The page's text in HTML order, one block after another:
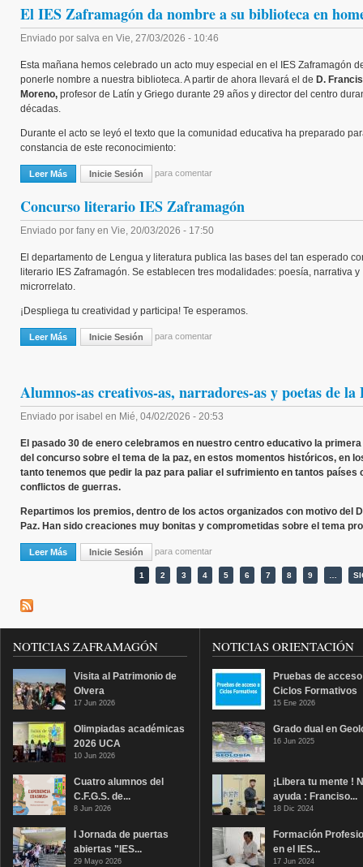
El IES Zaframagón da nombre a su biblioteca en
Enviado por salva en Vie, 27/03/2026 - 10:46
Esta mañana hemos celebrado un acto muy especial en el IES Zaframagón
ponerle nombre a nuestra biblioteca. A partir de ahora llevará el de D.
Moreno, profesor de Latín y Griego durante 29 años y director del centro
décadas.
Durante el acto se leyó el texto que la comunidad educativa ha preparado
constancia de este reconocimiento:
Leer Más Sobre El IES Zaframagón Da Nombre A Su Biblioteca En Homenaje
Inicie Sesión para comentar
Concurso literario IES Zaframagón
Enviado por fany en Vie, 20/03/2026 - 17:50
El departamento de Lengua y literatura publica las bases del tan esperado
literario IES Zaframagón. Se establecen tres modalidades: poesía, narrativa y
microrrelato.
¡Despliega tu creatividad y participa! Te esperamos.
Leer Más Sobre Concurso Literario IES Zaframagón
Inicie Sesión para comentar
Alumnos-as creativos-as, narradores-as y poetas de la
Enviado por isabel en Mié, 04/02/2026 - 20:53
El pasado 30 de enero celebramos en nuestro centro educativo la
del concurso sobre el tema de la paz, en estos momentos históricos, en
tanto tenemos que pedir la paz para paliar el sufrimiento en tantos países
conflictos de guerras.
Repartimos los premios, dentro de los actos organizados con motivo del
Paz. Han sido creaciones muy bonitas y comprometidas sobre el tema
Leer Más Sobre Alumnos-As Creativos-As, Narradores-As Y Poetas De La PAZ.
Inicie Sesión para comentar
1 2 3 4 5 6 7 8 9 …
NOTICIAS ZAFRAMAGÓN
Visita al Patrimonio de
Olvera
17 Jun 2026
Olimpiadas académicas
2026 UCA
10 Jun 2026
Cuatro alumnos del
C.F.G.S. de...
8 Jun 2026
I Jornada de puertas
abiertas "IES...
29 Mayo 2026
NOTICIAS ORIENTACIÓN
Pruebas de
Ciclos Formativos
15 Ene 2026
Grado dual en
16 Jun 2025
¡Libera tu mente !
ayuda : Franciso...
18 Dic 2024
Formación
en el IES...
17 Jun 2024